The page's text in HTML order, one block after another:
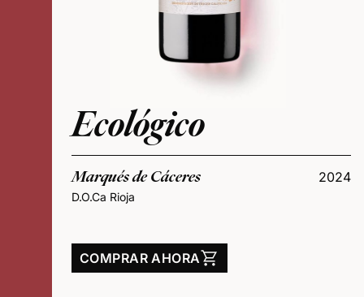
Ecológico
Marqués de Cáceres 2024
D.O.Ca Rioja
COMPRAR AHORAshopping_cart